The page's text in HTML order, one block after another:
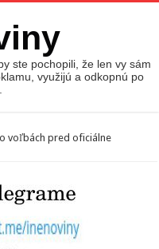
ste pochopili, že len vy sám
využijú a odkopnú po
voľbách pred oficiálne